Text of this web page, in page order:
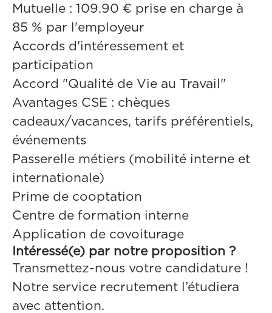
Mutuelle : 109.90 € prise en charge à
85 % par l'employeur
Accords d'intéressement et
participation
Accord "Qualité de Vie au Travail"
Avantages CSE : chèques
cadeaux/vacances, tarifs préférentiels,
événements
Passerelle métiers (mobilité interne et
internationale)
Prime de cooptation
Centre de formation interne
Application de covoiturage
Intéressé(e) par notre proposition ?
Transmettez-nous votre candidature !
Notre service recrutement l’étudiera
avec attention.